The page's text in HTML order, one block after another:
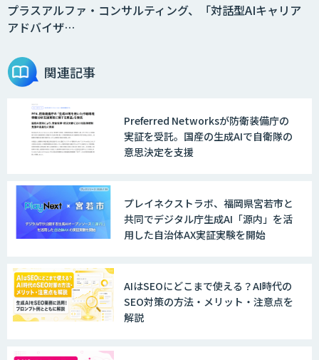
プラスアルファ・コンサルティング、「対話型AIキャリア
アドバイザ…
関連記事
Preferred Networksが防衛装備庁の
実証を受託。国産の生成AIで自衛隊の
意思決定を支援
プレイネクストラボ、福岡県宮若市と
共同でデジタル庁生成AI「源内」を活
用した自治体AX実証実験を開始
AIはSEOにどこまで使える？AI時代の
SEO対策の方法・メリット・注意点を
解説